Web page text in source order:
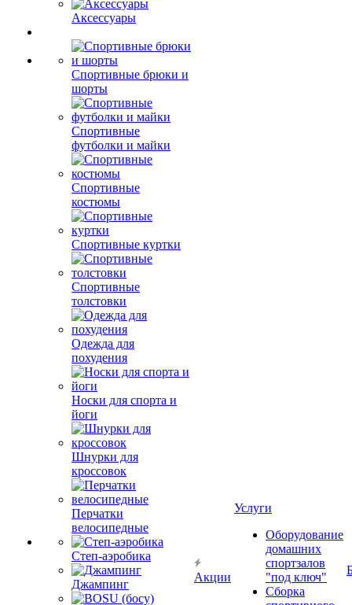
Аксессуары
Спортивные брюки и
шорты
Спортивные
футболки и майки
Спортивные
костюмы
Спортивные куртки
Спортивные
толстовки
Одежда для
похудения
Носки для спорта и
йоги
Шнурки для
кроссовок
Перчатки
велосипедные
Степ-аэробика
Джампинг
Акции
Услуги
Оборудование
домашних
спортзалов
"под ключ"
Сборка